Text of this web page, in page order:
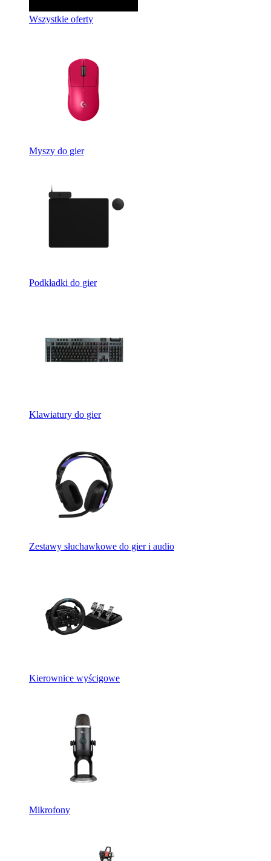
Wszystkie oferty
Myszy do gier
Podkładki do gier
Klawiatury do gier
Zestawy słuchawkowe do gier i audio
Kierownice wyścigowe
Mikrofony